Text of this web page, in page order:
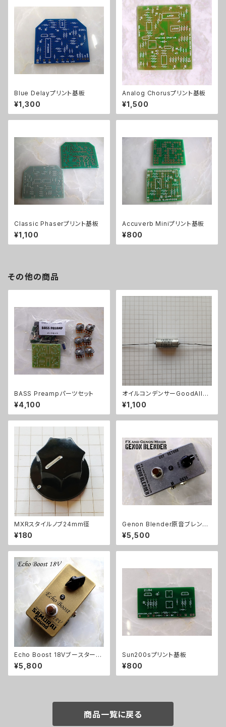
Blue Delayプリント基板
¥1,300
Analog Chorusプリント基板
¥1,500
Classic Phaserプリント基板
¥1,100
Accuverb Miniプリント基板
¥800
その他の商品
BASS Preampパーツセット
¥4,100
オイルコンデンサーGoodAll
0.033uF【在庫限り】
¥1,100
MXRスタイルノブ24mm径
¥180
Genon Blender原音ブレンド
キット【BASIC KIT】
¥5,500
Echo Boost 18Vブースターキ
ット【BASIC KIT】
¥5,800
Sun200sプリント基板
¥800
商品一覧に戻る